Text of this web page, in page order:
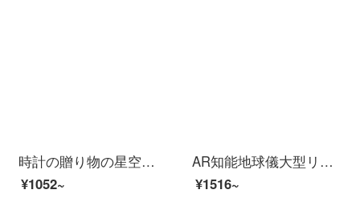
時計の贈り物の星空のパスワードのこの手の帳簿のガラスの流砂に水筆をつけて人気があります。鍵をかける文具の礼装箱セットノ-ト子の学用品の賞品の男女の誕生日の六一子供の日の贈り物の星空(任意項)
¥1052~
AR知能地球儀大型リボンランプ六一子供の日プレゼント子供六-10歳は男の子に小学生の学習用品の振り子ネットの赤いアイデアのおもちゃAR知能音声発光モデル地球儀32 CM（地図＋虫眼鏡を含む）をプレゼントします。
¥1516~